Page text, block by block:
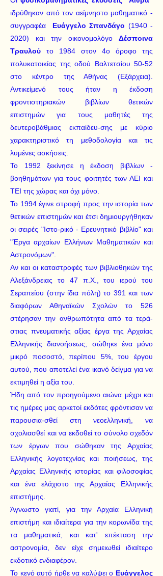
ιδρύθηκαν από τον αείμνηστο μαθηματικό -
συγγραφέα Ευάγγελο Σπανδάγο (1940 -
2020) και την οικονομολόγο Δέσποινα
Τραυλού το 1984 στον 4ο όροφο της
πολυκατοικίας της οδού Βαλτετσίου 50-52
στο κέντρο της Αθήνας (Εξάρχεια).
Αντικείμενό τους ήταν η έκδοση
φροντιστηριακών βιβλίων θετικών
επιστημών για τους μαθητές της
δευτεροβάθμιας εκπαίδευ-σης με κύριο
χαρακτηριστικό τη μεθοδολογία και τις
λυμένες ασκήσεις.
Το 1992 ξεκίνησε η έκδοση βιβλίων -
βοηθημάτων για τους φοιτητές των ΑΕΙ και
ΤΕΙ της χώρας και όχι μόνο.
Το 1994 έγινε στροφή προς την ιστορία των
θετικών επιστημών και έτσι δημιουργήθηκαν
οι σειρές "Ιστο-ρικό - Ερευνητικό βιβλίο" και
"Έργα αρχαίων Ελλήνων Μαθηματικών και
Αστρονόμων".
Αν και οι καταστροφές των βιβλιοθηκών της
Αλεξάνδρειας το 47 π.Χ., του ιερού του
Σεραπείου (στην ίδια πόλη) το 391 και των
διαφόρων Αθηναϊκών Σχολών το 526
στέρησαν την ανθρωπότητα από τα τερά-
στιας πνευματικής αξίας έργα της Αρχαίας
Ελληνικής διανοήσεως, σώθηκε ένα μόνο
μικρό ποσοστό, περίπου 5%, του έργου
αυτού, που αποτελεί ένα ικανό δείγμα για να
εκτιμηθεί η αξία του.
Ήδη από τον προηγούμενο αιώνα μέχρι και
τις ημέρες μας αρκετοί εκδότες φρόντισαν να
παρουσια-σθεί στη νεοελληνική, να
σχολιασθεί και να εκδοθεί το σύνολο σχεδόν
των έργων που σώθηκαν της Αρχαίας
Ελληνικής λογοτεχνίας και ποιήσεως, της
Αρχαίας Ελληνικής ιστορίας και φιλοσοφίας
και ένα ελάχιστο της Αρχαίας Ελληνικής
επιστήμης.
Άγνωστο γιατί, για την Αρχαία Ελληνική
επιστήμη και ιδιαίτερα για την κορωνίδα της
τα μαθηματικά, και κατ' επέκταση την
αστρονομία, δεν είχε σημειωθεί ιδιαίτερο
εκδοτικό ενδιαφέρον.
Το κενό αυτό ήρθε να καλύψει ο Ευάγγελος